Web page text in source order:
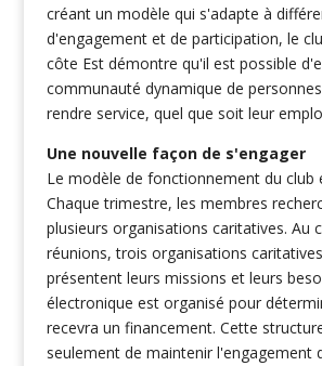
créant un modèle qui s'adapte à
d'engagement et de participation, le
côte Est démontre qu'il est possible
communauté dynamique de
rendre service, quel que soit leur
Une nouvelle façon de s'engager
Le modèle de fonctionnement du club
Chaque trimestre, les membres
plusieurs organisations caritatives. Au
réunions, trois organisations
présentent leurs missions et leurs
électronique est organisé pour
recevra un financement. Cette
seulement de maintenir l'engagement